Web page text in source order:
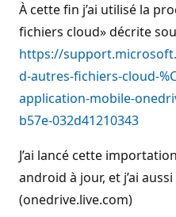
À cette fin j’ai utilisé la
fichiers cloud» décrite
https://
d-autres-fichiers-cloud-
application-mobile-
b57e-032d41210343
J’ai lancé cette
android à jour, et j’ai
(onedrive.live.com)